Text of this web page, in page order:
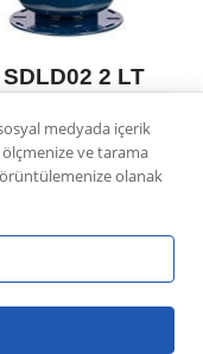
2 LT
medyada içerik
ve tarama
olanak